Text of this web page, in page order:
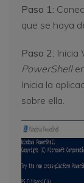
Paso 1:
que se haya
Paso 2: Inicia
PowerShell
Inicia la
sobre ella.